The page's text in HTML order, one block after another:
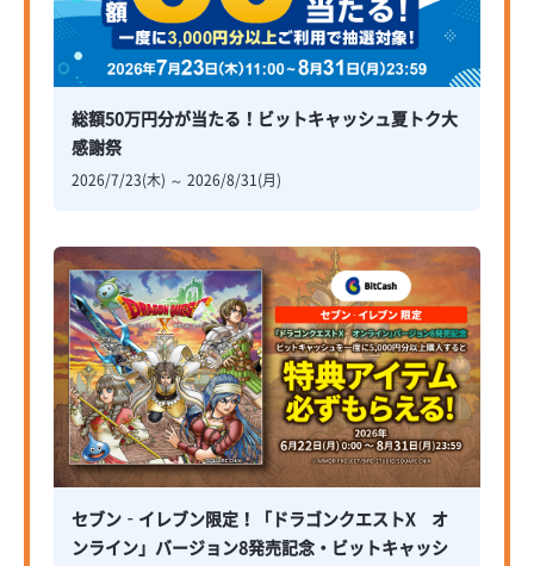
総額50万円分が当たる！ビットキャッシュ夏トク大
感謝祭
2026/7/23(木) ～ 2026/8/31(月)
セブン‐イレブン限定！「ドラゴンクエストX オ
ンライン」バージョン8発売記念・ビットキャッシ